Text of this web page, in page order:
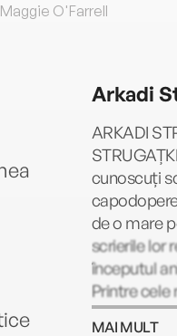
Maggie O'Farrell
Arkadi
ARKADI
cunoscuți
de o mare
scrierile lor
începutul
Printre cele
numără: E
MAI MULT